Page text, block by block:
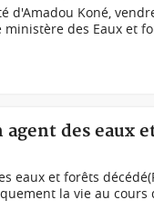
d'Amadou Koné,
ministère des Eaux et
agent des eaux
eaux et forêts
la vie au